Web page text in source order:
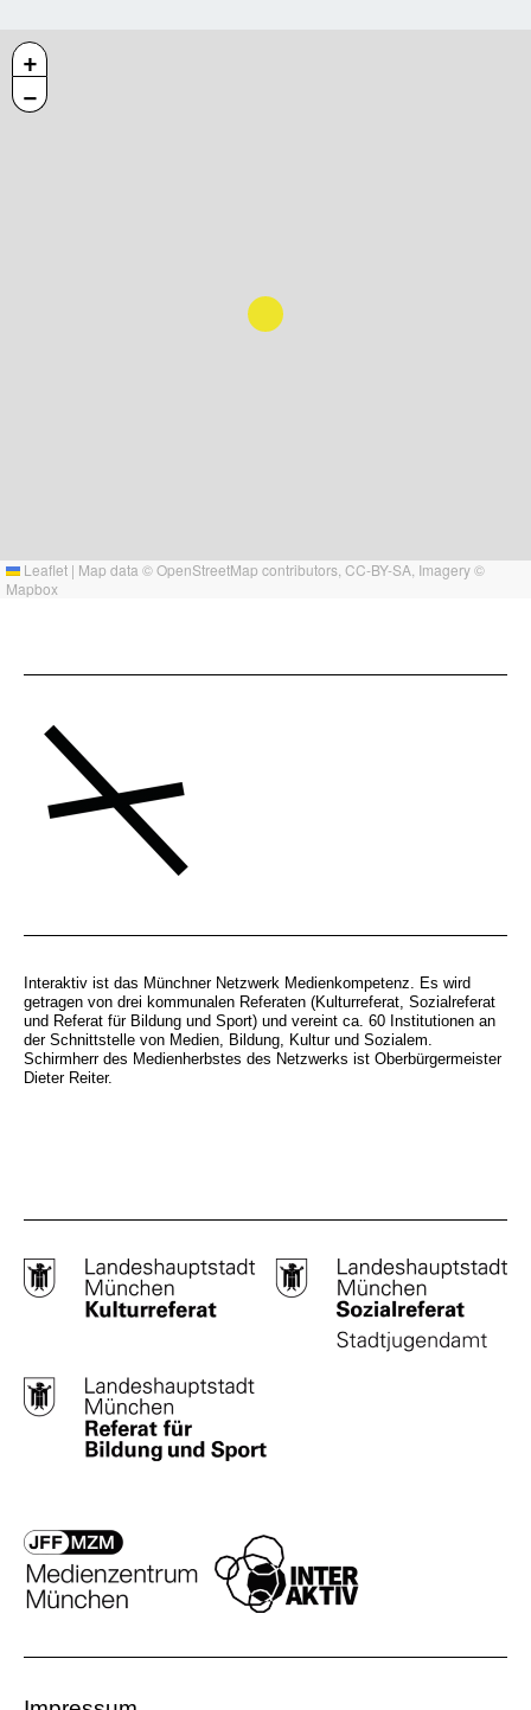
+
−
Leaflet | Map data ©OpenStreetMap contributors, CC-BY-SA , Imagery ©
Mapbox
Interaktiv ist das Münchner Netzwerk Medienkompetenz. Es wird
getragen von drei kommunalen Referaten (Kulturreferat, Sozialreferat
und Referat für Bildung und Sport) und vereint ca. 60 Institutionen an
der Schnittstelle von Medien, Bildung, Kultur und Sozialem.
Schirmherr des Medienherbstes des Netzwerks ist Oberbürgermeister
Dieter Reiter.